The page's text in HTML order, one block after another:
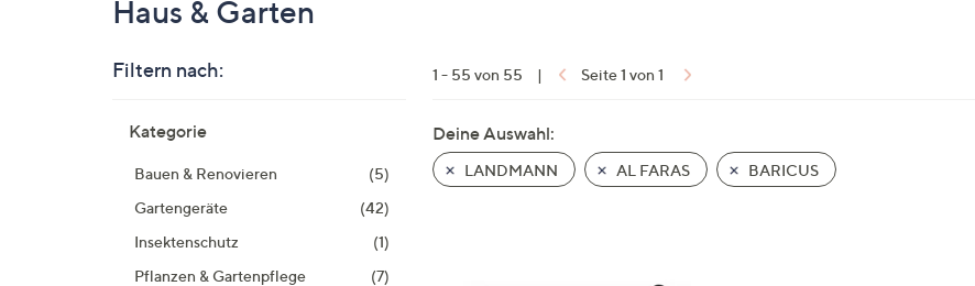
und
unten
oder
wischen
Haus & Garten
Filtern nach:
Produktliste
Kategorie
Bauen & Renovieren
(5)
Gartengeräte
(42)
Insektenschutz
(1)
Pflanzen & Gartenpflege
(7)
1 - 55 von 55 | Seite 1 von 1
Deine Auswahl:
LANDMANN AL FARAS BARICUS